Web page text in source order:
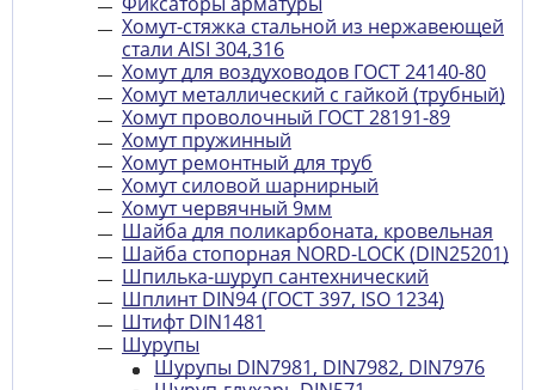
Хомут-стяжка стальной из нержавеющей
стали AISI 304,316
Хомут для воздуховодов ГОСТ 24140-80
Хомут металлический с гайкой (трубный)
Хомут проволочный ГОСТ 28191-89
Хомут пружинный
Хомут ремонтный для труб
Хомут силовой шарнирный
Хомут червячный 9мм
Шайба для поликарбоната, кровельная
Шайба стопорная NORD-LOCK (DIN25201)
Шпилька-шуруп сантехнический
Шплинт DIN94 (ГОСТ 397, ISO 1234)
Штифт DIN1481
Шурупы
Шурупы DIN7981, DIN7982, DIN7976